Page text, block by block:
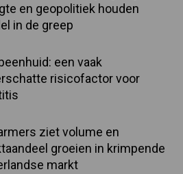
en geopolitiek houden
in de greep
een vaak
risicofactor voor
ziet volume en
groeien in krimpende
markt